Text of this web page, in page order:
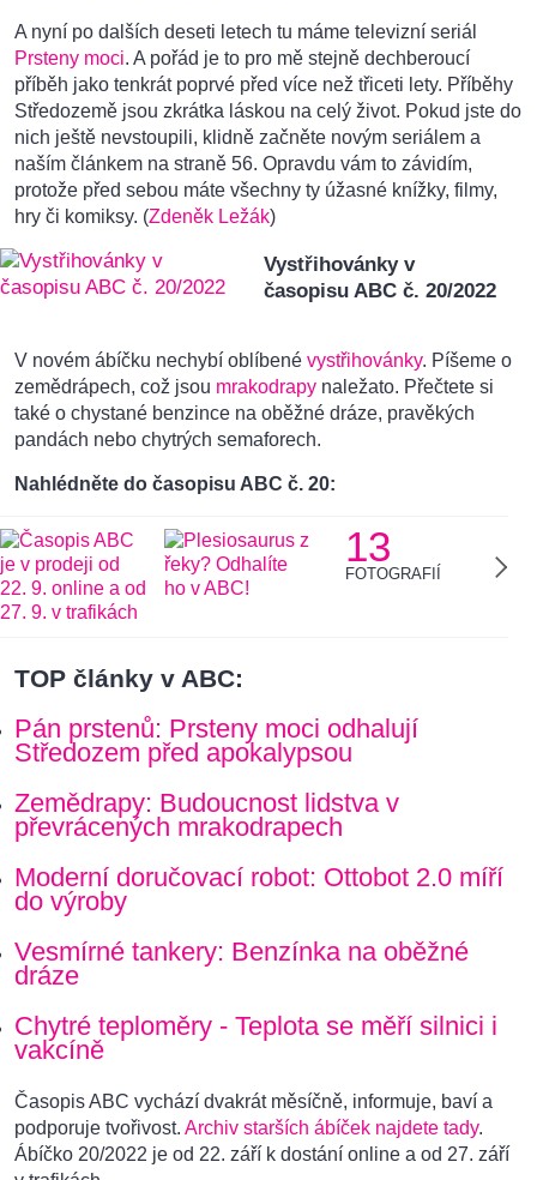
A nyní po dalších deseti letech tu máme televizní seriál
Prsteny moci. A pořád je to pro mě stejně dechberoucí
příběh jako tenkrát poprvé před více než třiceti lety. Příběhy
Středozemě jsou zkrátka láskou na celý život. Pokud jste do
nich ještě nevstoupili, klidně začněte novým seriálem a
naším článkem na straně 56. Opravdu vám to závidím,
protože před sebou máte všechny ty úžasné knížky, filmy,
hry či komiksy. (Zdeněk Ležák)
Vystřihovánky v
časopisu ABC č. 20/2022
V novém ábíčku nechybí oblíbené vystřihovánky. Píšeme o
zemědrápech, což jsou mrakodrapy naležato. Přečtete si
také o chystané benzince na oběžné dráze, pravěkých
pandách nebo chytrých semaforech.
Nahlédněte do časopisu ABC č. 20:
13
FOTOGRAFIÍ
TOP články v ABC:
Pán prstenů: Prsteny moci odhalují
Středozem před apokalypsou
Zemědrapy: Budoucnost lidstva v
převrácených mrakodrapech
Moderní doručovací robot: Ottobot 2.0 míří
do výroby
Vesmírné tankery: Benzínka na oběžné
dráze
Chytré teploměry - Teplota se měří silnici i
vakcíně
Časopis ABC vychází dvakrát měsíčně, informuje, baví a
podporuje tvořivost. Archiv starších ábíček najdete tady.
Ábíčko 20/2022 je od 22. září k dostání online a od 27. září